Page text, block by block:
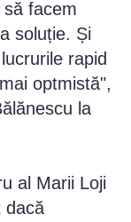
facem
soluție. Și
rapid
optmistă",
la
al Marii Loji
dacă